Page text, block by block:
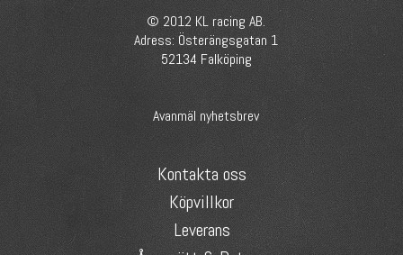
© 2012 KL racing AB.
Adress: Österängsgatan 1
52134 Falköping
Avanmäl nyhetsbrev
Kontakta oss
Köpvillkor
Leverans